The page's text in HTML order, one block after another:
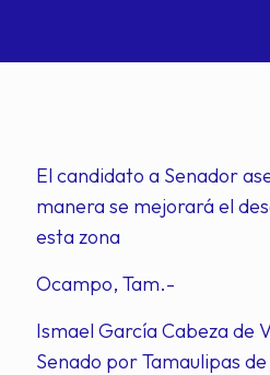
El candidato a Senador
manera se mejorará el
esta zona
Ocampo, Tam.-
Ismael García Cabeza de
Senado por Tamaulipas